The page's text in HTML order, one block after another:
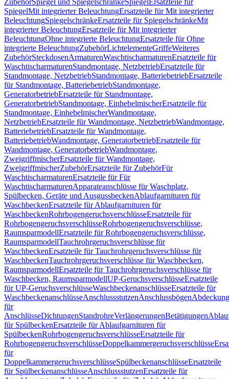
ZubehörSpiegel und SpiegelschränkeSpiegel Ersatzteile für
SpiegelMit integrierter BeleuchtungErsatzteile für Mit integrierter
BeleuchtungSpiegelschränkeErsatzteile für SpiegelschränkeMit
integrierter BeleuchtungErsatzteile für Mit integrierter
BeleuchtungOhne integrierte BeleuchtungErsatzteile für Ohne
integrierte BeleuchtungZubehörLichtelementeGriffeWeiteres
ZubehörSteckdosenArmaturenWaschtischarmaturenErsatzteile für
WaschtischarmaturenStandmontage, NetzbetriebErsatzteile für
Standmontage, NetzbetriebStandmontage, BatteriebetriebErsatzteile
für Standmontage, BatteriebetriebStandmontage,
GeneratorbetriebErsatzteile für Standmontage,
GeneratorbetriebStandmontage, EinhebelmischerErsatzteile für
Standmontage, EinhebelmischerWandmontage,
NetzbetriebErsatzteile für Wandmontage, NetzbetriebWandmontage,
BatteriebetriebErsatzteile für Wandmontage,
BatteriebetriebWandmontage, GeneratorbetriebErsatzteile für
Wandmontage, GeneratorbetriebWandmontage,
ZweigriffmischerErsatzteile für Wandmontage,
ZweigriffmischerZubehörErsatzteile für ZubehörFür
WaschtischarmaturenErsatzteile für Für
WaschtischarmaturenApparateanschlüsse für Waschplatz,
Spülbecken, Geräte und AusgussbeckenAblaufgarnituren für
WaschbeckenErsatzteile für Ablaufgarnituren für
WaschbeckenRohrbogengeruchsverschlüsseErsatzteile für
RohrbogengeruchsverschlüsseRohrbogengeruchsverschlüsse,
RaumsparmodellErsatzteile für Rohrbogengeruchsverschlüsse,
RaumsparmodellTauchrohrgeruchsverschlüsse für
WaschbeckenErsatzteile für Tauchrohrgeruchsverschlüsse für
WaschbeckenTauchrohrgeruchsverschlüsse für Waschbecken,
RaumsparmodellErsatzteile für Tauchrohrgeruchsverschlüsse für
Waschbecken, RaumsparmodellUP-GeruchsverschlüsseErsatzteile
für UP-GeruchsverschlüsseWaschbeckenanschlüsseErsatzteile für
WaschbeckenanschlüsseAnschlussstutzenAnschlussbögen
für
AnschlüsseDichtungenStandrohreVerlängerungenBetätigungen
für SpülbeckenErsatzteile für Ablaufgarnituren für
SpülbeckenRohrbogengeruchsverschlüsseErsatzteile für
RohrbogengeruchsverschlüsseDoppelkammergeruchsverschlüsse
für
DoppelkammergeruchsverschlüsseSpülbeckenanschlüsseErsatzteile
für SpülbeckenanschlüsseAnschlussstutzenErsatzteile für